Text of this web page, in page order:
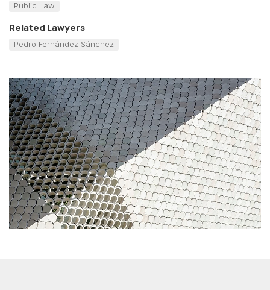
Public Law
Related Lawyers
Pedro Fernández Sánchez